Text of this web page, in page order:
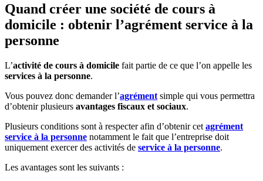
Quand créer une société de cours à
domicile : obtenir l’agrément service à la
personne
L’activité de cours à domicile fait partie de ce que l’on appelle les
services à la personne.
Vous pouvez donc demander l’agrément simple qui vous permettra
d’obtenir plusieurs avantages fiscaux et sociaux.
Plusieurs conditions sont à respecter afin d’obtenir cet agrément
service à la personne notamment le fait que l’entreprise doit
uniquement exercer des activités de service à la personne.
Les avantages sont les suivants :